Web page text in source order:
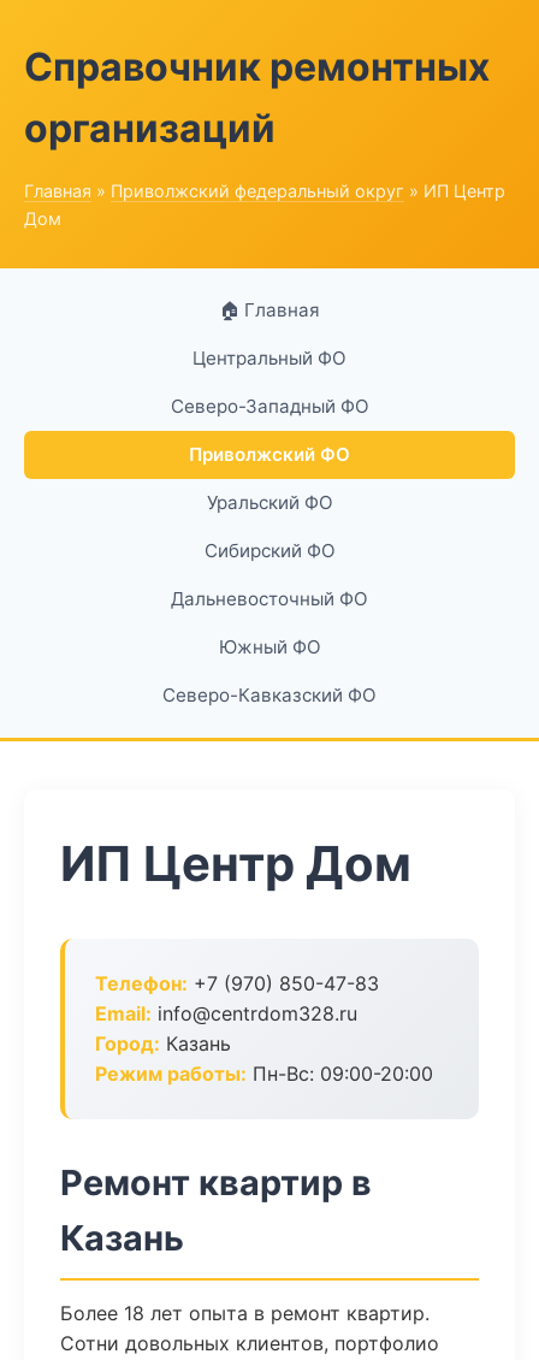
Справочник ремонтных
организаций
Главная » Приволжский федеральный округ » ИП Центр
Дом
🏠 Главная
Центральный ФО
Северо-Западный ФО
Приволжский ФО
Уральский ФО
Сибирский ФО
Дальневосточный ФО
Южный ФО
Северо-Кавказский ФО
ИП Центр Дом
Телефон: +7 (970) 850-47-83
Email: info@centrdom328.ru
Город: Казань
Режим работы: Пн-Вс: 09:00-20:00
Ремонт квартир в
Казань
Более 18 лет опыта в ремонт квартир.
Сотни довольных клиентов, портфолио